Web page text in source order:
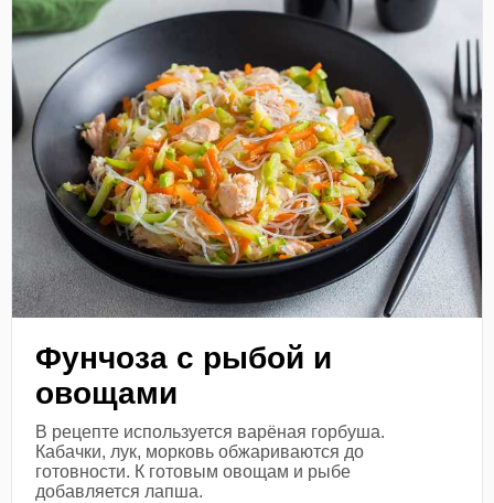
Фунчоза с рыбой и
овощами
В рецепте используется варёная горбуша.
Кабачки, лук, морковь обжариваются до
готовности. К готовым овощам и рыбе
добавляется лапша.